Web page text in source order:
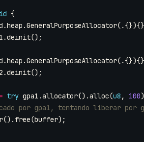
{
.heap .GeneralPurposeAllocator
.deinit();
.heap .GeneralPurposeAllocator
.deinit();
= try gpa1 .allocator().alloc(u8 , 100
(). free(buffer);